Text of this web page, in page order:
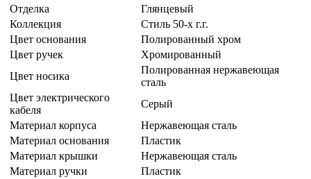
Отделка
Глянцевый
Коллекция
Стиль 50-х г.г.
Цвет основания
Полированный хром
Цвет ручек
Хромированный
Цвет носика
Полированная нержавеющая
сталь
Цвет электрического
кабеля
Серый
Материал корпуса
Нержавеющая сталь
Материал основания
Пластик
Материал крышки
Нержавеющая сталь
Материал ручки
Пластик